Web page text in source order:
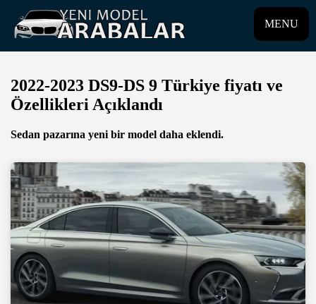
MENU
2022-2023 DS9-DS 9 Türkiye fiyatı ve
Özellikleri Açıklandı
Sedan pazarına yeni bir model daha eklendi.